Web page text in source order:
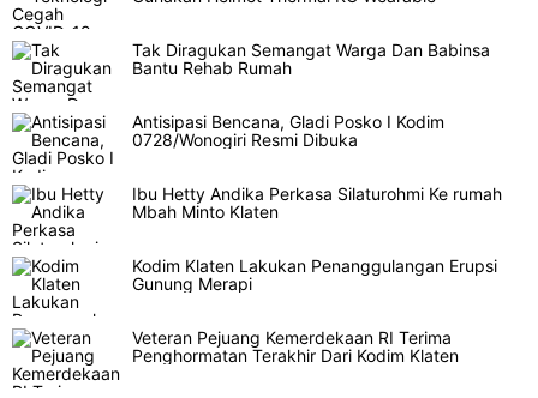
Tak Diragukan Semangat Warga Dan Babinsa
Bantu Rehab Rumah
Antisipasi Bencana, Gladi Posko I Kodim
0728/Wonogiri Resmi Dibuka
Ibu Hetty Andika Perkasa Silaturohmi Ke rumah
Mbah Minto Klaten
Kodim Klaten Lakukan Penanggulangan Erupsi
Gunung Merapi
Veteran Pejuang Kemerdekaan RI Terima
Penghormatan Terakhir Dari Kodim Klaten